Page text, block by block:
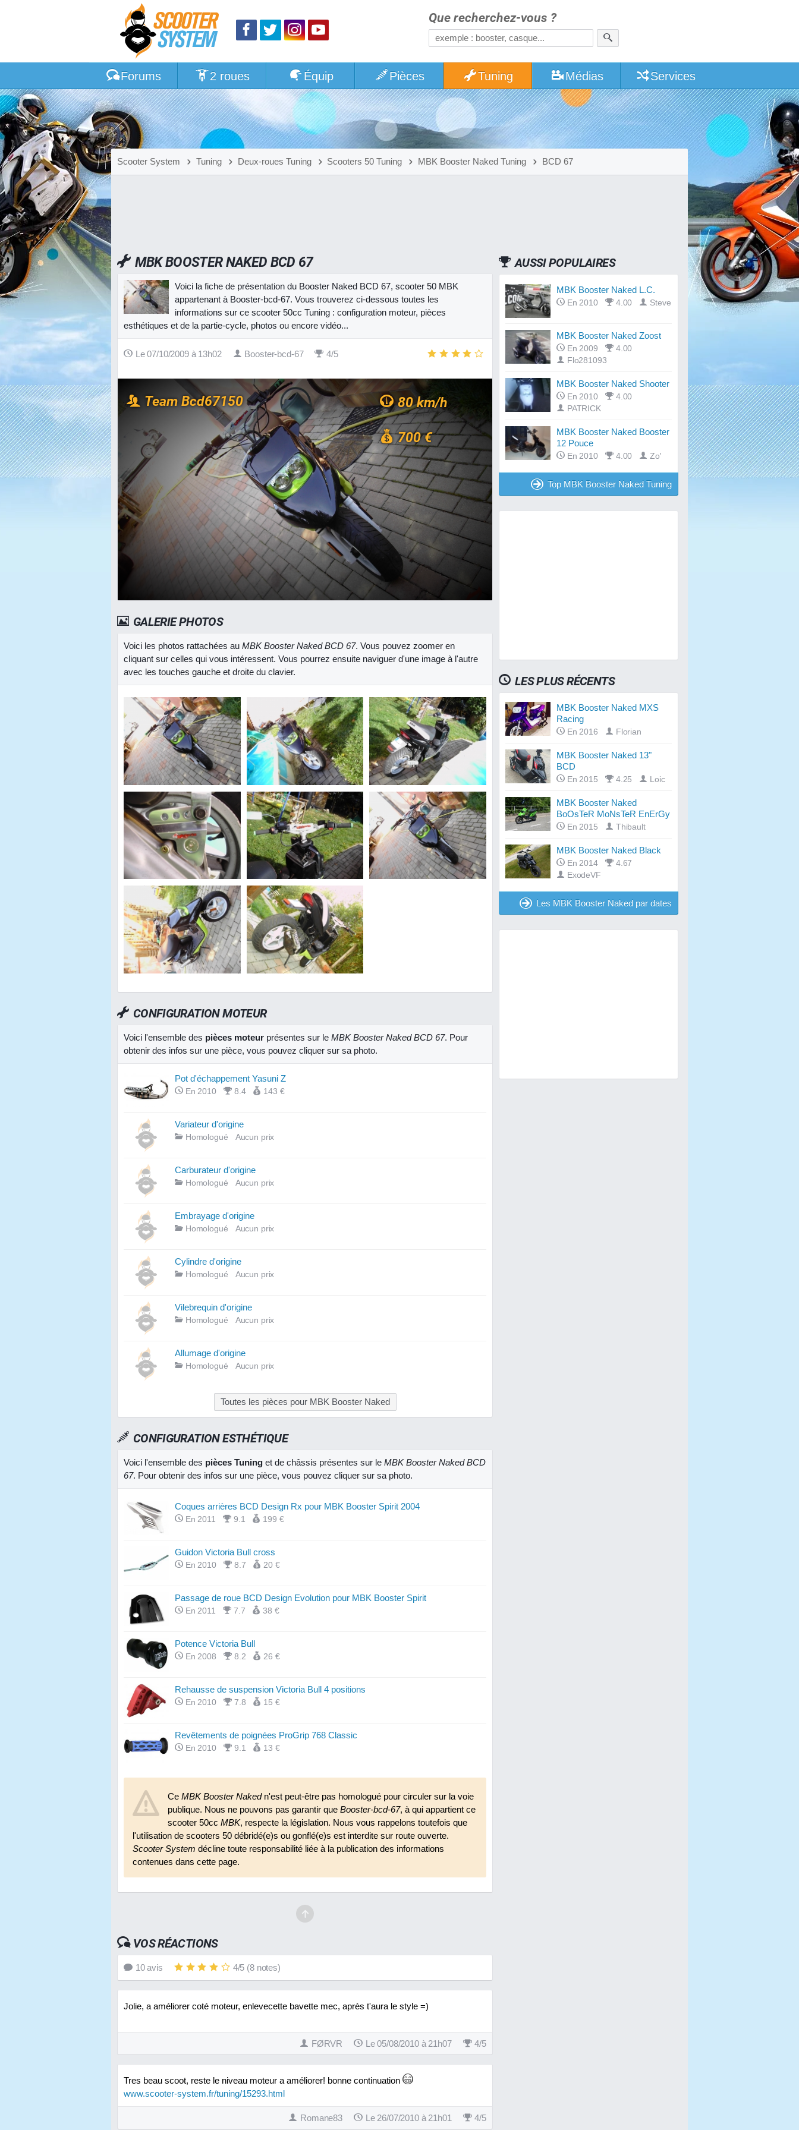
Que recherchez-vous ?
Forums 2 roues Équip Pièces Tuning Médias Services
Scooter System Tuning Deux-roues Tuning Scooters 50 Tuning MBK Booster Naked Tuning BCD 67
MBK BOOSTER NAKED BCD 67
Voici la fiche de présentation du Booster Naked BCD 67, scooter 50 MBK
appartenant à Booster-bcd-67. Vous trouverez ci-dessous toutes les
informations sur ce scooter 50cc Tuning : configuration moteur, pièces
esthétiques et de la partie-cycle, photos ou encore vidéo...
Le 07/10/2009 à 13h02 Booster-bcd-67 4/5
Team Bcd67150 80 km/h
700 €
GALERIE PHOTOS
Voici les photos rattachées au MBK Booster Naked BCD 67. Vous pouvez zoomer en
cliquant sur celles qui vous intéressent. Vous pourrez ensuite naviguer d'une image à l'autre
avec les touches gauche et droite du clavier.
CONFIGURATION MOTEUR
Voici l'ensemble des pièces moteur présentes sur le MBK Booster Naked BCD 67. Pour
obtenir des infos sur une pièce, vous pouvez cliquer sur sa photo.
Pot d'échappement Yasuni Z
En 2010 8.4 143 €
Variateur d'origine
Homologué Aucun prix
Carburateur d'origine
Homologué Aucun prix
Embrayage d'origine
Homologué Aucun prix
Cylindre d'origine
Homologué Aucun prix
Vilebrequin d'origine
Homologué Aucun prix
Allumage d'origine
Homologué Aucun prix
Toutes les pièces pour MBK Booster Naked
CONFIGURATION ESTHÉTIQUE
Voici l'ensemble des pièces Tuning et de châssis présentes sur le MBK Booster Naked BCD
67. Pour obtenir des infos sur une pièce, vous pouvez cliquer sur sa photo.
Coques arrières BCD Design Rx pour MBK Booster Spirit 2004
En 2011 9.1 199 €
Guidon Victoria Bull cross
En 2010 8.7 20 €
Passage de roue BCD Design Evolution pour MBK Booster Spirit
En 2011 7.7 38 €
Potence Victoria Bull
En 2008 8.2 26 €
Rehausse de suspension Victoria Bull 4 positions
En 2010 7.8 15 €
Revêtements de poignées ProGrip 768 Classic
En 2010 9.1 13 €
CeMBK Booster Nakedn'est peut-être pas homologué pour circuler sur la voie
publique. Nous ne pouvons pas garantir queBooster-bcd-67, à qui appartient ce
scooter 50ccMBK, respecte la législation. Nous vous rappelons toutefois que
l'utilisation de scooters 50 débridé(e)s ou gonflé(e)s est interdite sur route ouverte.
Scooter System décline toute responsabilité liée à la publication des informations
contenues dans cette page.
VOS RÉACTIONS
10avis 4/5 (8notes)
Jolie, a améliorer coté moteur, enlevecette bavette mec, après t'aura le style =)
FØRVR Le 05/08/2010 à 21h07 4/5
Tres beau scoot, reste le niveau moteur a améliorer! bonne continuation
www.scooter-system.fr/tuning/15293.html
Romane83 Le 26/07/2010 à 21h01 4/5
AUSSI POPULAIRES
MBK Booster Naked L.C.
En 2010 4.00 Steve
MBK Booster Naked Zoost
En 2009
4.00
Flo281093
MBK Booster Naked Shooter
En 2010
4.00
PATRICK
MBK Booster Naked Booster
12 Pouce
En 2010 4.00 Zo'
Top MBK Booster Naked Tuning
LES PLUS RÉCENTS
MBK Booster Naked MXS
Racing
En 2016 Florian
MBK Booster Naked 13"
BCD
En 2015 4.25 Loic
MBK Booster Naked
BoOsTeR MoNsTeR EnErGy
En 2015 Thibault
MBK Booster Naked Black
En 2014
4.67
ExodeVF
Les MBK Booster Naked par dates